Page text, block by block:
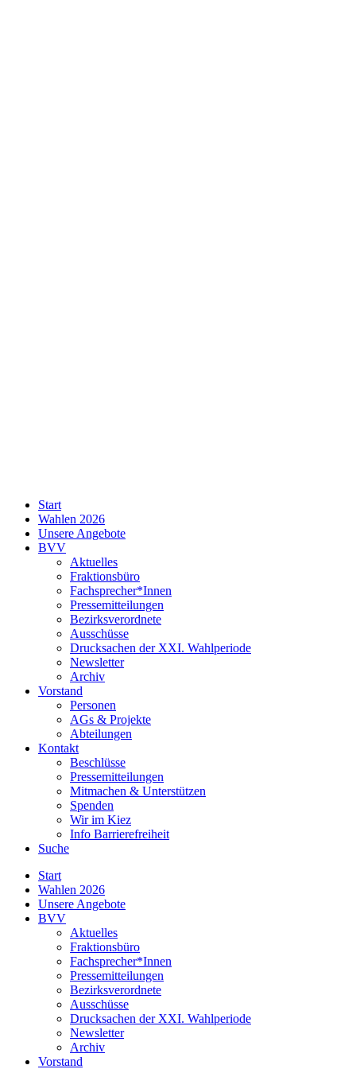
Neukölln
Start
Wahlen 2026
Unsere Angebote
BVV
Aktuelles
Fraktionsbüro
Fachsprecher*Innen
Pressemitteilungen
Bezirksverordnete
Ausschüsse
Drucksachen der XXI. Wahlperiode
Newsletter
Archiv
Vorstand
Personen
AGs & Projekte
Abteilungen
Kontakt
Beschlüsse
Pressemitteilungen
Mitmachen & Unterstützen
Spenden
Wir im Kiez
Info Barrierefreiheit
Suche
Start
Wahlen 2026
Unsere Angebote
BVV
Aktuelles
Fraktionsbüro
Fachsprecher*Innen
Pressemitteilungen
Bezirksverordnete
Ausschüsse
Drucksachen der XXI. Wahlperiode
Newsletter
Archiv
Vorstand